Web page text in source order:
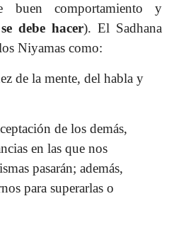
buen comportamiento y
debe hacer). El Sadhana
Niyamas como:
de la mente, del habla y
de los demás,
en las que nos
pasarán; además,
para superarlas o